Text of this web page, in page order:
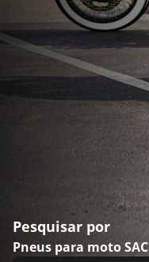
Pesquisar por
Pneus para moto